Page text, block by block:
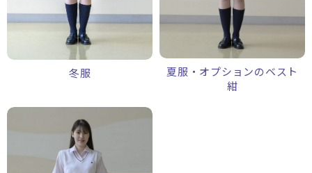
冬服
夏服・オプションのベスト
紺